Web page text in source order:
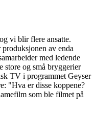
vi blir flere ansatte.
av enda
med ledende
store og små bryggerier
TV i programmet Geyser
"Hva er disse koppene?
som ble filmet på